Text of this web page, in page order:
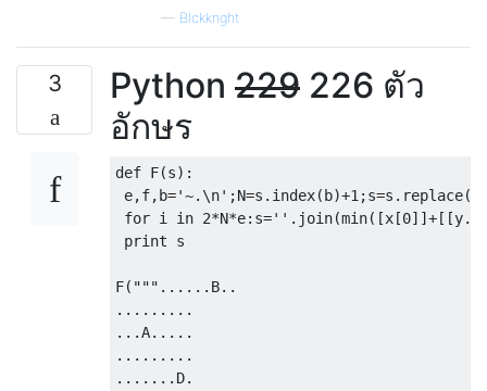
— Blckknght
3 Python 229 226 ตัว
อักษร
def F(s):
for i in
print s
F("""......B..
.........
...A.....
.........
.......D.